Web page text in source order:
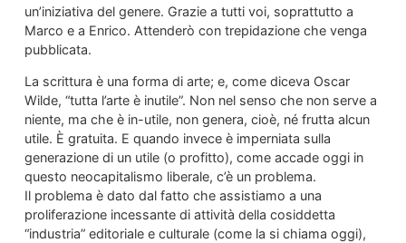
un’iniziativa del genere. Grazie a tutti voi, soprattutto a
Marco e a Enrico. Attenderò con trepidazione che venga
pubblicata.
La scrittura è una forma di arte; e, come diceva Oscar
Wilde, “tutta l’arte è inutile”. Non nel senso che non serve a
niente, ma che è in-utile, non genera, cioè, né frutta alcun
utile. È gratuita. E quando invece è imperniata sulla
generazione di un utile (o profitto), come accade oggi in
questo neocapitalismo liberale, c’è un problema.
Il problema è dato dal fatto che assistiamo a una
proliferazione incessante di attività della cosiddetta
“industria” editoriale e culturale (come la si chiama oggi),